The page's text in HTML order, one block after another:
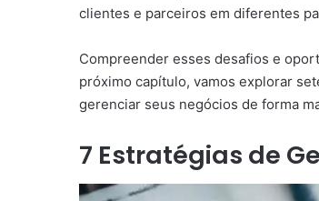
clientes e parceiros em diferentes
Compreender esses desafios e
próximo capítulo, vamos explorar
gerenciar seus negócios de forma
7 Estratégias de